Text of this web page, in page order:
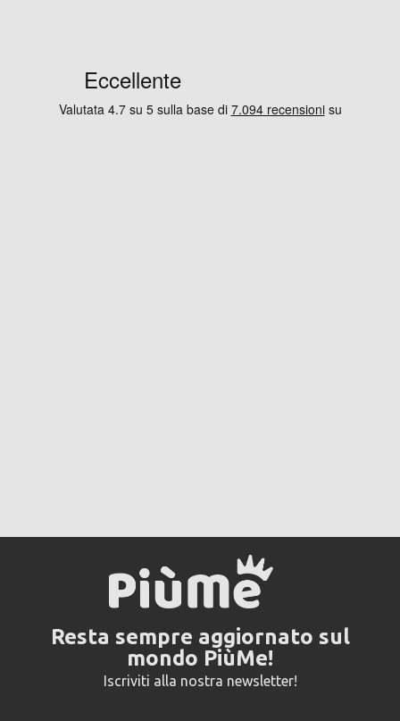
Resta sempre aggiornato sul
mondo PiùMe!
Iscriviti alla nostra newsletter!